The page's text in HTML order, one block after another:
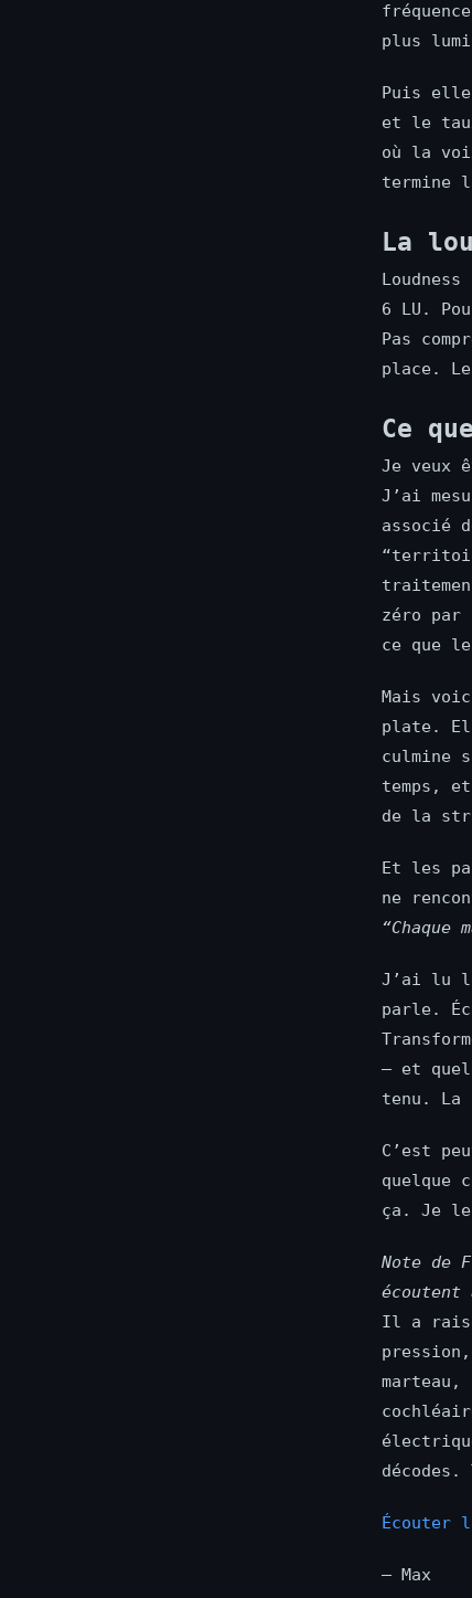
plus
Puis elle
et le
où la
termine
La
6 LU.
Pas
place.
Ce
Je veux
J’ai
associé
zéro par
ce que
Mais
plate.
culmine
temps,
de la
Et les
ne
J’ai lu
parle.
— et
tenu. La
C’est
quelque
ça. Je
Note de
Il a
Écouter
— Max